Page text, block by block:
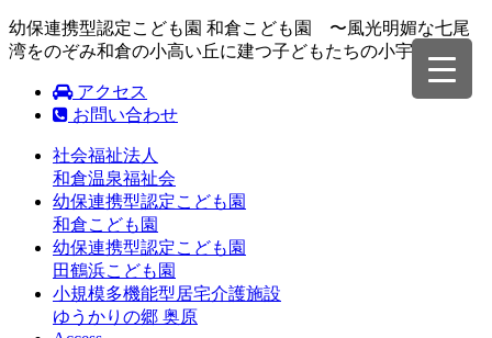
幼保連携型認定こども園 和倉こども園 〜風光明媚な七尾
湾をのぞみ和倉の小高い丘に建つ子どもたちの小宇宙〜
アクセス
お問い合わせ
社会福祉法人
和倉温泉福祉会
幼保連携型認定こども園
和倉こども園
幼保連携型認定こども園
田鶴浜こども園
小規模多機能型居宅介護施設
ゆうかりの郷 奥原